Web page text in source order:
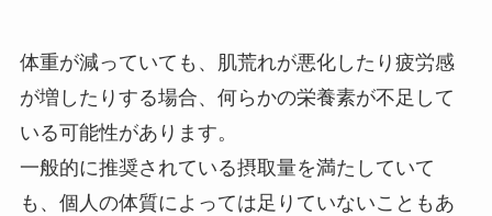
体重が減っていても、肌荒れが悪化したり疲労感
が増したりする場合、何らかの栄養素が不足して
いる可能性があります。
一般的に推奨されている摂取量を満たしていて
も、個人の体質によっては足りていないこともあ